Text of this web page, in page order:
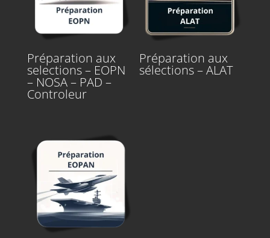
Préparation aux
selections – EOPN
– NOSA – PAD –
Controleur
Préparation aux
sélections – ALAT